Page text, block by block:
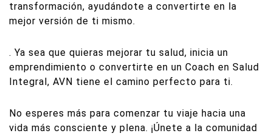
transformación, ayudándote a convertirte en la
mejor versión de ti mismo.
. Ya sea que quieras mejorar tu salud, inicia un
emprendimiento o convertirte en un Coach en Salud
Integral, AVN tiene el camino perfecto para ti.
No esperes más para comenzar tu viaje hacia una
vida más consciente y plena. ¡Únete a la comunidad